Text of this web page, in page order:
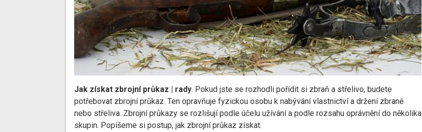
Jak získat zbrojní průkaz | rady. Pokud jste se rozhodli pořídit si zbraň a střelivo, budete
potřebovat zbrojní průkaz. Ten opravňuje fyzickou osobu k nabývání vlastnictví a držení zbraně
nebo střeliva. Zbrojní průkazy se rozlišují podle účelu užívání a podle rozsahu oprávnění do několika
skupin. Popíšeme si postup, jak zbrojní průkaz získat.